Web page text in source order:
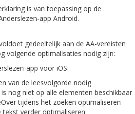
is van toepassing op de
app Android.
gedeeltelijk aan de AA-vereisten
volgende optimalisaties nodig zijn:
app voor iOS:
van de leesvolgorde nodig
nog niet op alle elementen beschikbaar
tijdens het zoeken optimaliseren
tekst verder optimaliseren